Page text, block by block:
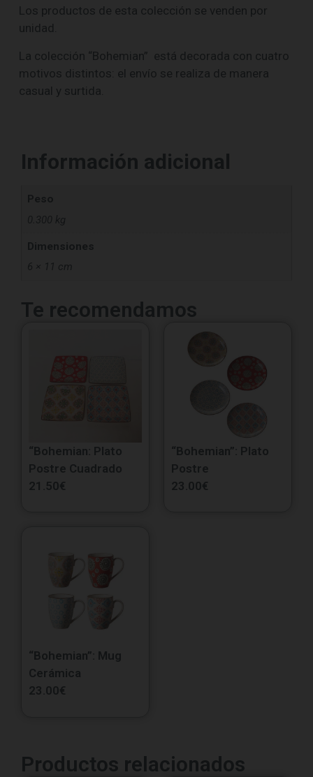
Los productos de esta colección se venden por
unidad.
La colección “Bohemian” está decorada con cuatro
motivos distintos: el envío se realiza de manera
casual y surtida.
Información adicional
Dimensiones
6 × 11 cm
Te recomendamos
“Bohemian: Plato
Postre Cuadrado
21.50€
“Bohemian”: Plato
Postre
23.00€
“Bohemian”: Mug
Cerámica
23.00€
Productos relacionados